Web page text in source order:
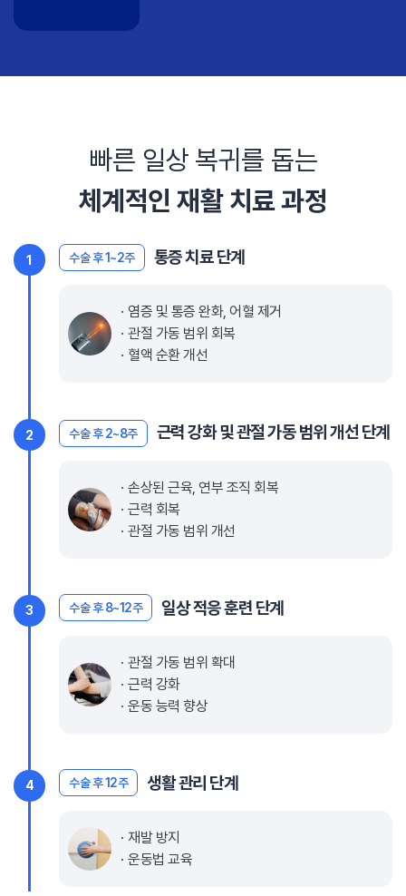
빠른 일상 복귀를 돕는
체계적인 재활 치료 과정
1 수술 후 1~2주 통증 치료 단계
염증 및 통증 완화, 어혈 제거
관절 가동 범위 회복
혈액 순환 개선
2 수술 후 2~8주 근력 강화 및 관절 가동 범위 개선 단계
손상된 근육, 연부 조직 회복
근력 회복
관절 가동 범위 개선
3 수술 후 8~12주 일상 적응 훈련 단계
관절 가동 범위 확대
근력 강화
운동 능력 향상
4 수술 후 12주 생활 관리 단계
재발 방지
운동법 교육